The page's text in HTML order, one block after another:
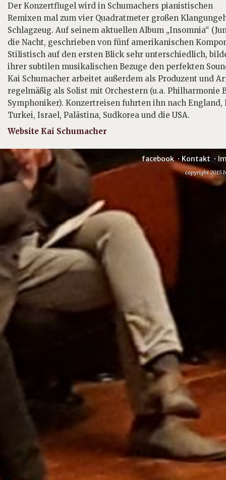
Der Konzertflugel wird in Schumachers pianistischen
Remixen mal zum vier Quadratmeter großen
Schlagzeug. Auf seinem aktuellen Album „Insomnia“
die Nacht, geschrieben von fünf amerikanischen
Stilistisch auf den ersten Blick sehr unterschiedlich,
ihrer subtilen musikalischen Bezuge den perfekten
Kai Schumacher arbeitet außerdem als Produzent und
regelmäßig als Solist mit Orchestern (u.a. Philharmonie
Symphoniker). Konzertreisen fuhrten ihn nach
Turkei, Israel, Palästina, Sudkorea und die USA.
Website Kai Schumacher
facebook Kontakt
copyright 2015